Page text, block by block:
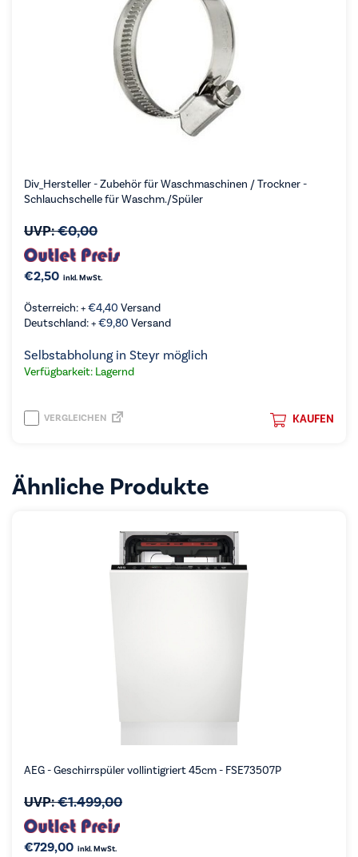
Div_Hersteller - Zubehör für Waschmaschinen / Trockner -
Schlauchschelle für Waschm./Spüler
UVP:€0,00
€2,50 inkl. MwSt.
Österreich: +€4,40 Versand
Deutschland: +€9,80 Versand
Selbstabholung in Steyr möglich
Verfügbarkeit: Lagernd
KAUFEN
VERGLEICHEN
Ähnliche Produkte
AEG - Geschirrspüler vollintigriert 45cm - FSE73507P
UVP:€1.499,00
€729,00 inkl. MwSt.